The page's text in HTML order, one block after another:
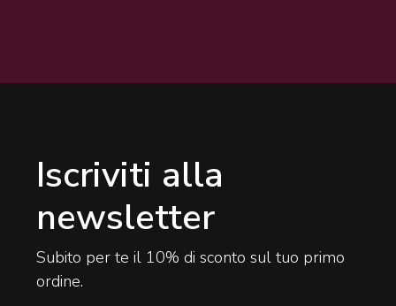
Iscriviti alla
newsletter
Subito per te il 10% di sconto sul tuo primo
ordine.